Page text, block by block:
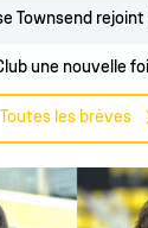
Townsend rejoint
une nouvelle
Toutes les brèves